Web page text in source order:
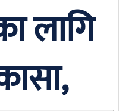
लागि